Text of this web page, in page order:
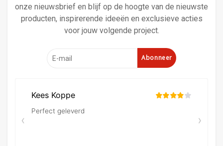
onze nieuwsbrief en blijf op de hoogte van de nieuwste
producten, inspirerende ideeën en exclusieve acties
voor jouw volgende project.
Abonneer